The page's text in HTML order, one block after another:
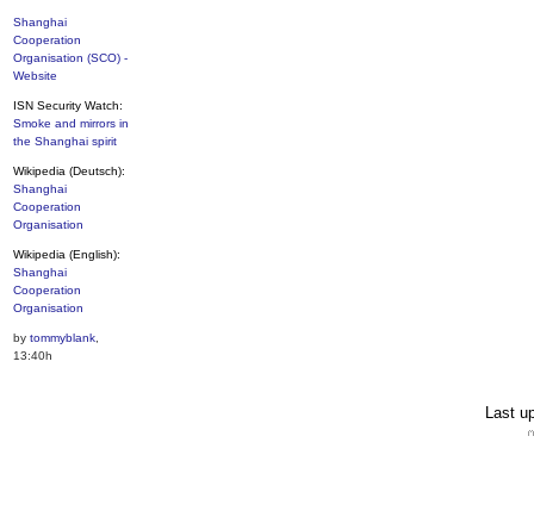
Shanghai
Cooperation
Organisation (SCO) -
Website
ISN Security Watch:
Smoke and mirrors in
the Shanghai spirit
Wikipedia (Deutsch):
Shanghai
Cooperation
Organisation
Wikipedia (English):
Shanghai
Cooperation
Organisation
by tommyblank
13:40h
Last